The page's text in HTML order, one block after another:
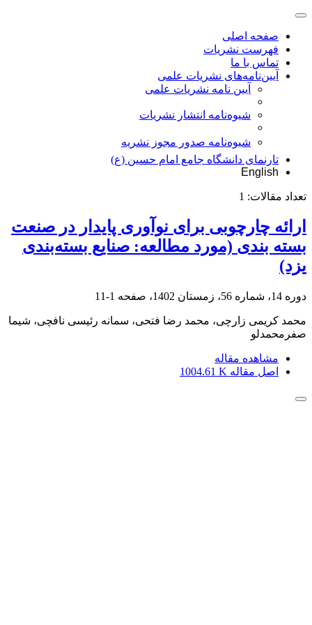
صفحه اصلی
فهرست نشریات
تماس با ما
آیین‌نامه‌های نشریات علمی
آیین نامه نشریات علمی
شیوه‌نامه انتشار نشریات
شیوهنامه صدور مجوز نشریه
تارنمای دانشگاه جامع امام حسین (ع)
English
تعداد مقالات: 1
ارائه چارچوبی برای نوآوری پایدار در صنعت
بسته بندی (مورد مطالعه: صنایع بسته‌بندی
یزد)
دوره 14، شماره 56، زمستان 1402، صفحه 1-11
محمد کریمی زارچی، محمد رضا فتحی، سمانه رئیسی نافچی، شیما
صفرمحمدلو
مشاهده مقاله
اصل مقاله 1004.61 K